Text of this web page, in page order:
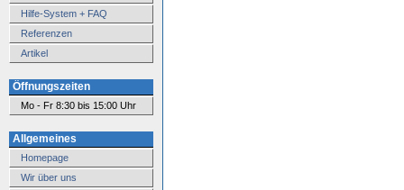
Hilfe-System + FAQ
Referenzen
Artikel
Öffnungszeiten
Mo - Fr 8:30 bis 15:00 Uhr
Allgemeines
Homepage
Wir über uns